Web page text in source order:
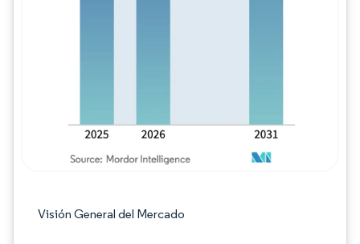
Visión General del Mercado